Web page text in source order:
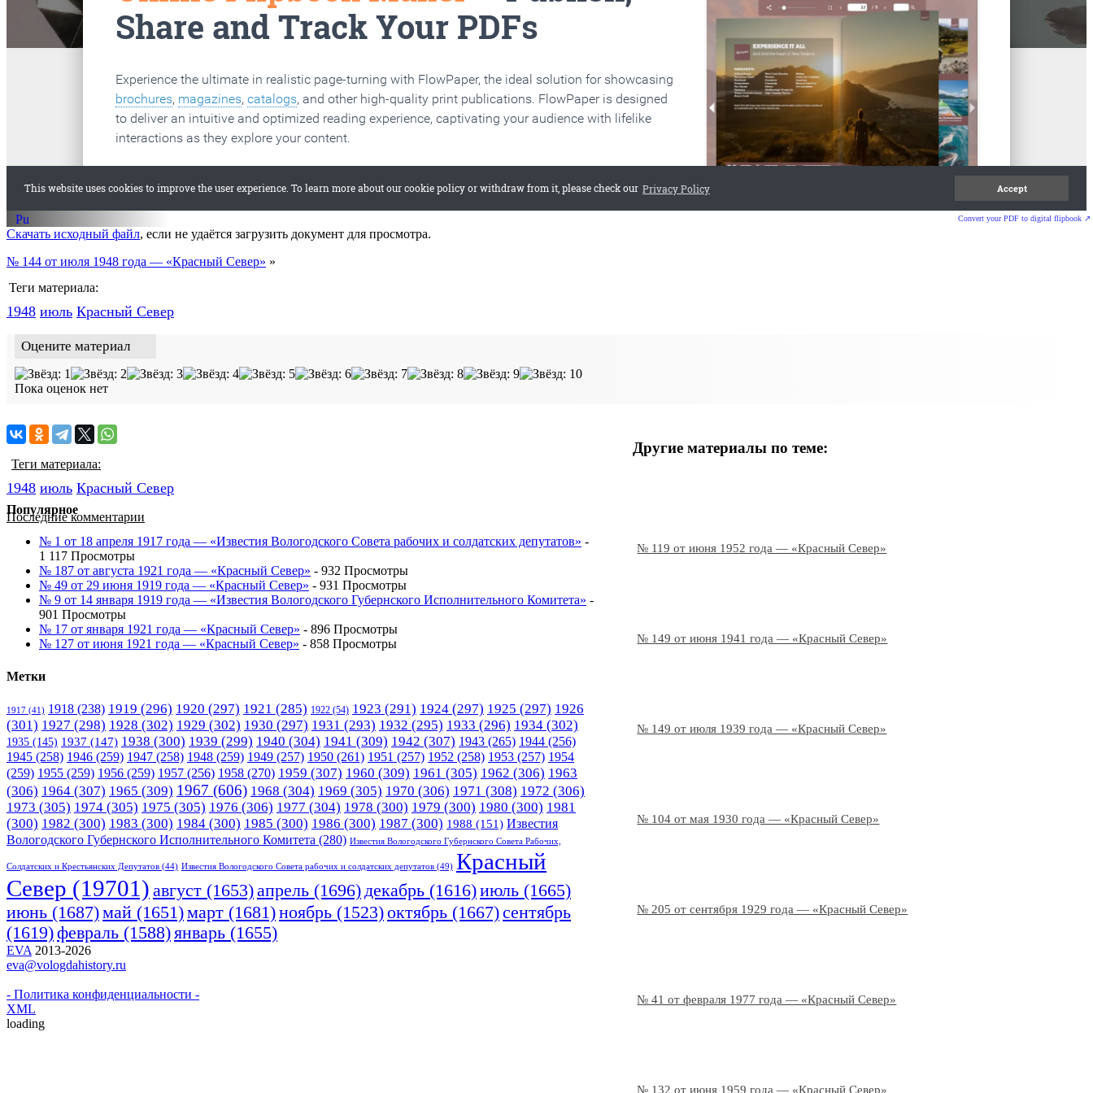
Вологда старые газеты
Convert your PDF to digital flipbook ↗
Скачать исходный файл, если не удаётся загрузить документ для просмотра.
№ 144 от июля 1948 года — «Красный Север» »
Теги материала:
1948 июль Красный Cевер
Оцените материал
Пока оценок нет
Другие материалы по теме:
№ 119 от июня 1952 года — «Красный Север»
№ 149 от июня 1941 года — «Красный Север»
№ 149 от июля 1939 года — «Красный Север»
№ 104 от мая 1930 года — «Красный Север»
№ 205 от сентября 1929 года — «Красный Север»
№ 41 от февраля 1977 года — «Красный Север»
№ 132 от июня 1959 года — «Красный Север»
Теги материала:
1948 июль Красный Cевер
Последние комментарии
Популярное
№ 1 от 18 апреля 1917 года — «Известия Вологодского Совета рабочих и солдатских депутатов» -
1 117 Просмотры
№ 187 от августа 1921 года — «Красный Север» - 932 Просмотры
№ 49 от 29 июня 1919 года — «Красный Север» - 931 Просмотры
№ 9 от 14 января 1919 года — «Известия Вологодского Губернского Исполнительного Комитета» -
901 Просмотры
№ 17 от января 1921 года — «Красный Север» - 896 Просмотры
№ 127 от июня 1921 года — «Красный Север» - 858 Просмотры
Метки
1917 (41) 1918 (238) 1919 (296) 1920 (297) 1921 (285) 1922 (54) 1923 (291) 1924 (297) 1925 (297) 1926
(301) 1927 (298) 1928 (302) 1929 (302) 1930 (297) 1931 (293) 1932 (295) 1933 (296) 1934 (302)
1935 (145) 1937 (147) 1938 (300) 1939 (299) 1940 (304) 1941 (309) 1942 (307) 1943 (265) 1944 (256)
1945 (258) 1946 (259) 1947 (258) 1948 (259) 1949 (257) 1950 (261) 1951 (257) 1952 (258) 1953 (257) 1954
(259) 1955 (259) 1956 (259) 1957 (256) 1958 (270) 1959 (307) 1960 (309) 1961 (305) 1962 (306) 1963
(306) 1964 (307) 1965 (309) 1967 (606) 1968 (304) 1969 (305) 1970 (306) 1971 (308) 1972 (306)
1973 (305) 1974 (305) 1975 (305) 1976 (306) 1977 (304) 1978 (300) 1979 (300) 1980 (300) 1981
(300) 1982 (300) 1983 (300) 1984 (300) 1985 (300) 1986 (300) 1987 (300) 1988 (151) Известия
Вологодского Губернского Исполнительного Комитета (280) Известия Вологодского Губернского Совета Рабочих,
Солдатских и Крестьянских Депутатов (44) Известия Вологодского Совета рабочих и солдатских депутатов (49) Красный
Cевер (19701) август (1653)апрель (1696)декабрь (1616)июль (1665)
июнь (1687)май (1651)март (1681)ноябрь (1523)октябрь (1667)сентябрь
(1619)февраль (1588)январь (1655)
EVA 2013-2026
eva@vologdahistory.ru
- Политика конфиденциальности -
XML
loading